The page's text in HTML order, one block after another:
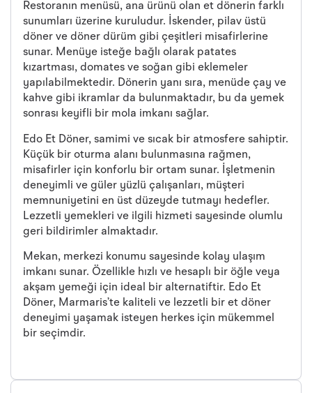
Restoranın menüsü, ana ürünü olan et dönerin farklı
sunumları üzerine kuruludur. İskender, pilav üstü
döner ve döner dürüm gibi çeşitleri misafirlerine
sunar. Menüye isteğe bağlı olarak patates
kızartması, domates ve soğan gibi eklemeler
yapılabilmektedir. Dönerin yanı sıra, menüde çay ve
kahve gibi ikramlar da bulunmaktadır, bu da yemek
sonrası keyifli bir mola imkanı sağlar.
Edo Et Döner, samimi ve sıcak bir atmosfere sahiptir.
Küçük bir oturma alanı bulunmasına rağmen,
misafirler için konforlu bir ortam sunar. İşletmenin
deneyimli ve güler yüzlü çalışanları, müşteri
memnuniyetini en üst düzeyde tutmayı hedefler.
Lezzetli yemekleri ve ilgili hizmeti sayesinde olumlu
geri bildirimler almaktadır.
Mekan, merkezi konumu sayesinde kolay ulaşım
imkanı sunar. Özellikle hızlı ve hesaplı bir öğle veya
akşam yemeği için ideal bir alternatiftir. Edo Et
Döner, Marmaris’te kaliteli ve lezzetli bir et döner
deneyimi yaşamak isteyen herkes için mükemmel
bir seçimdir.